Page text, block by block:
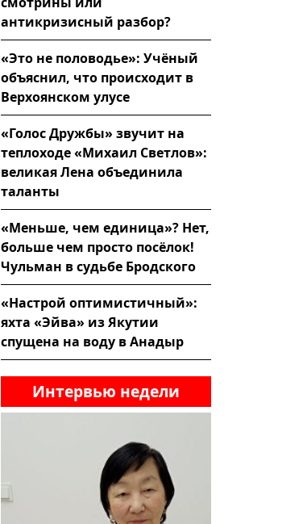
антикризисный разбор?
«Это не половодье»: Учёный
объяснил, что происходит в
Верхоянском улусе
«Голос Дружбы» звучит на
теплоходе «Михаил Светлов»:
великая Лена объединила
таланты
«Меньше, чем единица»? Нет,
больше чем просто посёлок!
Чульман в судьбе Бродского
«Настрой оптимистичный»:
яхта «Эйва» из Якутии
спущена на воду в Анадыр
Интервью недели